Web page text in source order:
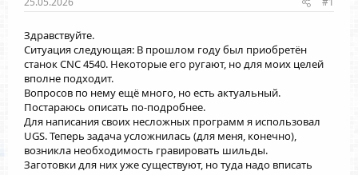
Здравствуйте.
Ситуация следующая: В прошлом году был приобретён
станок CNC 4540. Некоторые его ругают, но для моих целей
вполне подходит.
Вопросов по нему ещё много, но есть актуальный.
Постараюсь описать по-подробнее.
Для написания своих несложных программ я использовал
UGS. Теперь задача усложнилась (для меня, конечно),
возникла необходимость гравировать шильды.
Заготовки для них уже существуют, но туда надо вписать